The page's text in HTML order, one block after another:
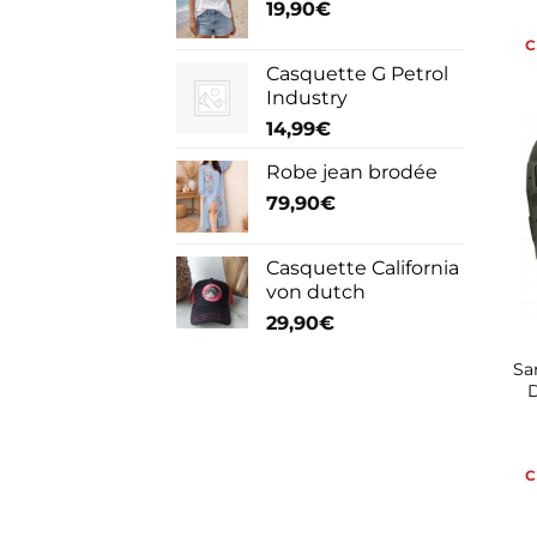
19,90€
Casquette G Petrol
Industry
14,99€
Robe jean brodée
79,90€
Casquette California
von dutch
29,90€